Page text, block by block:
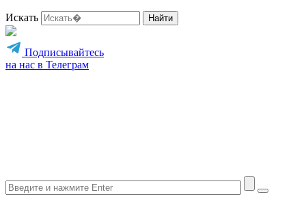
Искать Найти
Подписывайтесь
на нас в Телеграм